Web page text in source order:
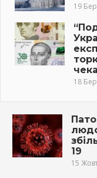
19
18
19
15